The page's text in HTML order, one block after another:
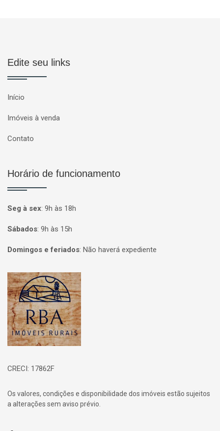
Edite seu links
Início
Imóveis à venda
Contato
Horário de funcionamento
Seg à sex: 9h às 18h
Sábados: 9h às 15h
Domingos e feriados: Não haverá expediente
Página inicial
CRECI: 17862F
Os valores, condições e disponibilidade dos imóveis estão sujeitos
a alterações sem aviso prévio.